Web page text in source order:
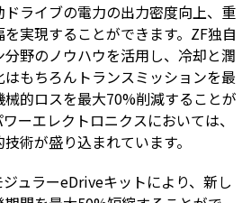
ライブの電力の出力密度向上、重
実現することができます。ZF独自
野のノウハウを活用し、冷却と潤
もちろんトランスミッションを最
的ロスを最大70%削減することが
ーエレクトロニクスにおいては、
術が盛り込まれています。
ュラーeDriveキットにより、新し